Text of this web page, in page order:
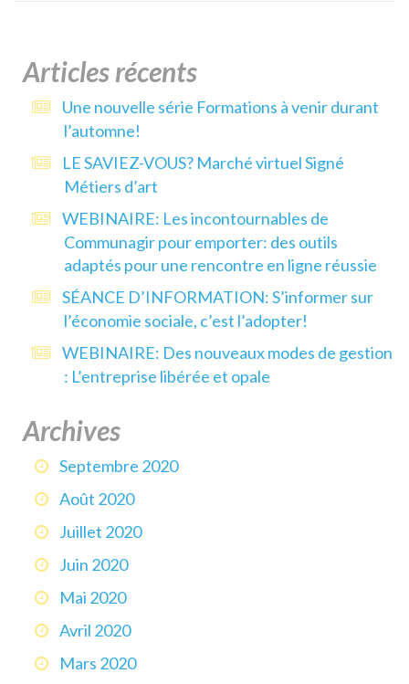
Articles récents
Une nouvelle série Formations à venir durant
l’automne!
LE SAVIEZ-VOUS? Marché virtuel Signé
Métiers d’art
WEBINAIRE: Les incontournables de
Communagir pour emporter: des outils
adaptés pour une rencontre en ligne réussie
SÉANCE D’INFORMATION: S’informer sur
l’économie sociale, c’est l’adopter!
WEBINAIRE: Des nouveaux modes de gestion
: L’entreprise libérée et opale
Archives
Septembre 2020
Août 2020
Juillet 2020
Juin 2020
Mai 2020
Avril 2020
Mars 2020